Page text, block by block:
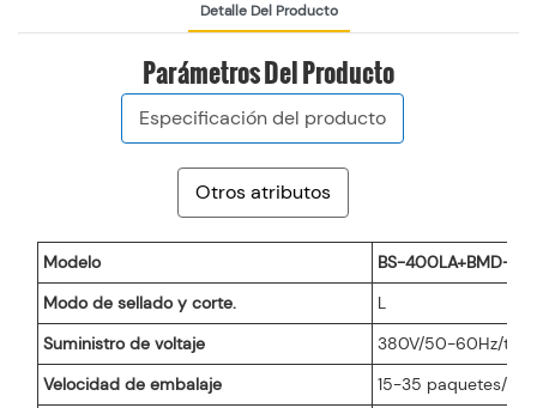
Detalle Del Producto
Parámetros Del Producto
Especificación del producto
Otros atributos
Modelo
BS-400LA+BMD-
Modo de sellado y corte.
L
Suministro de voltaje
380V/50-60Hz/
Velocidad de embalaje
15-35 paquetes/min